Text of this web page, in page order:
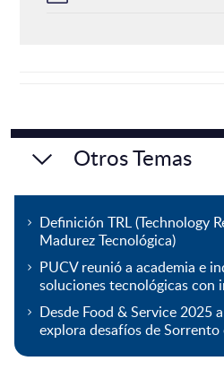
Otros Temas
Definición TRL (Technology
Madurez Tecnológica)
PUCV reunió a academia e
soluciones tecnológicas con
Desde Food & Service 2025
explora desafíos de Sorrento